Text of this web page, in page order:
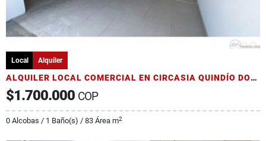
Local Alquiler
ALQUILER LOCAL COMERCIAL EN CIRCASIA QUINDÍO DOS CUADRAS DEL PARQUE
$1.700.000 COP
0 Alcobas / 1 Baño(s) / 83 Área m2